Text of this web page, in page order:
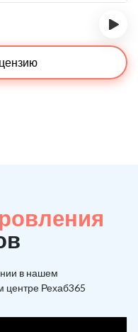
›
в нашем
центре Рехаб365